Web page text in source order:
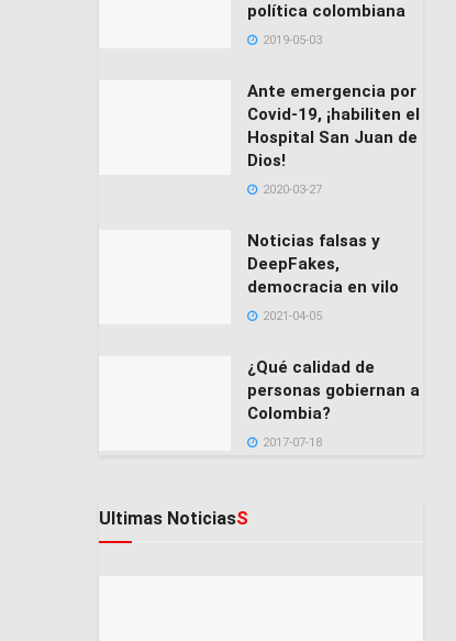
política colombiana
2019-05-03
Ante emergencia por
Covid-19, ¡habiliten el
Hospital San Juan de
Dios!
2020-03-27
Noticias falsas y
DeepFakes,
democracia en vilo
2021-04-05
¿Qué calidad de
personas gobiernan a
Colombia?
2017-07-18
Ultimas NoticiasS